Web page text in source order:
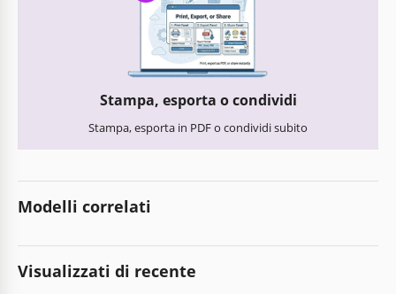
Stampa, esporta o condividi
Stampa, esporta in PDF o condividi subito
Modelli correlati
Visualizzati di recente